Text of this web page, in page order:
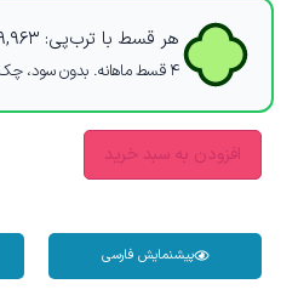
هر قسط با ترب‌پی:
۴ قسط ماهانه. بدون سود، چک و ضامن.
افزودن به سبد خرید
پیشنمایش فارسی